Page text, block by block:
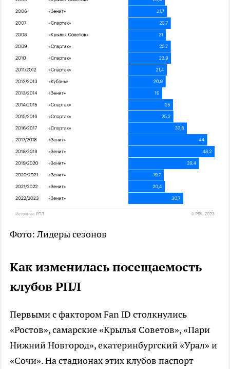
Фото: Лидеры сезонов
Как изменилась посещаемость
клубов РПЛ
Первыми с фактором Fan ID столкнулись
«Ростов», самарские «Крылья Советов», «Пари
Нижний Новгород», екатеринбургский «Урал» и
«Сочи». На стадионах этих клубов паспорт